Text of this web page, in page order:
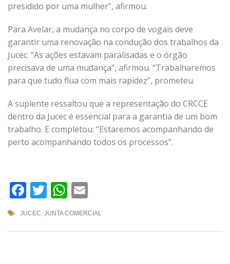
presidido por uma mulher”, afirmou.
Para Avelar, a mudança no corpo de vogais deve
garantir uma renovação na condução dos trabalhos da
Jucec. “As ações estavam paralisadas e o órgão
precisava de uma mudança”, afirmou. “Trabalharemos
para que tudo flua com mais rapidez”, prometeu.
A suplente ressaltou que a representação do CRCCE
dentro da Jucec é essencial para a garantia de um bom
trabalho. E completou: “Estaremos acompanhando de
perto acompanhando todos os processos”.
Facebook
TwitterWhatsApp
JUCEC, JUNTA COMERCIAL